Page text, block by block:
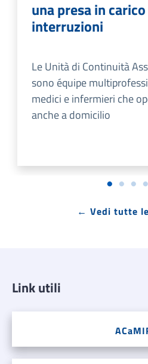
una presa in
interruzioni
Le Unità di Continuità
sono équipe
medici e infermieri che
anche a domicilio
← Vedi tutte
Link utili